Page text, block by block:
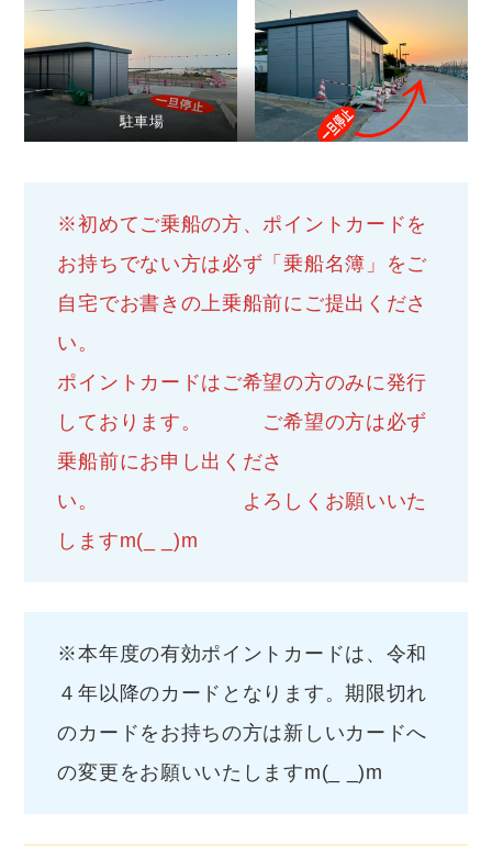
駐車場
※初めてご乗船の方、ポイントカードを
お持ちでない方は必ず「乗船名簿」をご
自宅でお書きの上乗船前にご提出くださ
い
ポイントカードはご希望の方のみに発行
しております。 ご希望の方は必ず
乗船前にお申し出くださ
い。 よろしくお願いいた
しますm(_ _)m
※本年度の有効ポイントカードは、令和
４年以降のカードとなります。期限切れ
のカードをお持ちの方は新しいカードへ
の変更をお願いいたしますm(_ _)m